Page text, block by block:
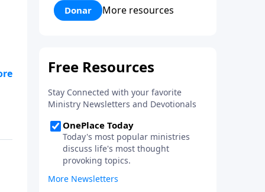
Donar More resources